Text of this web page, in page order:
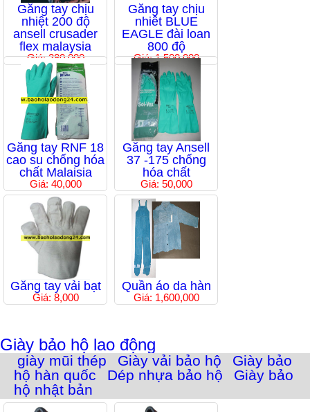
Găng tay chịu
nhiệt 200 độ
ansell crusader
flex malaysia
Giá: 280,000
Găng tay chịu
nhiêt BLUE
EAGLE đài loan
800 độ
Giá: 1,500,000
Găng tay RNF 18
cao su chống hóa
chất Malaisia
Giá: 40,000
Găng tay Ansell
37 -175 chống
hóa chất
Giá: 50,000
Găng tay vải bạt
Giá: 8,000
Quần áo da hàn
Giá: 1,600,000
Giày bảo hộ lao động
giày mũi thép Giày vải bảo hộ
Giày bảo
hộ hàn quốc
Dép nhựa bảo hộ
Giày bảo
hộ nhật bản